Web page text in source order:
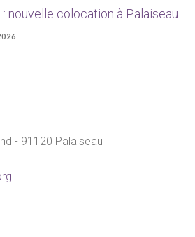
: nouvelle colocation à Palaiseau
- 91120 Palaiseau